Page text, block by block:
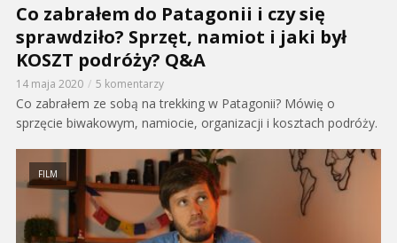
Co zabrałem do Patagonii i czy się
sprawdziło? Sprzęt, namiot i jaki był
KOSZT podróży? Q&A
14 maja 2020 5 komentarzy
Co zabrałem ze sobą na trekking w Patagonii? Mówię o
sprzęcie biwakowym, namiocie, organizacji i kosztach podróży.
FILM